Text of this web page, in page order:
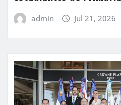
admin Jul 21, 2026